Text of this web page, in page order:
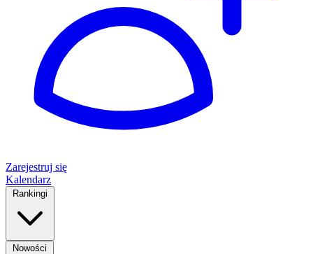
Zarejestruj się
Kalendarz
Rankingi
Nowości